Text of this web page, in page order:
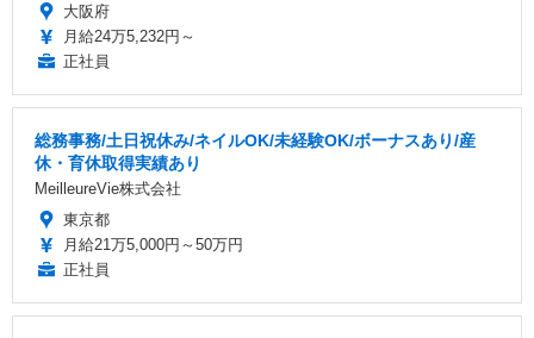
大阪府
月給24万5,232円～
正社員
総務事務/土日祝休み/ネイルOK/未経験OK/ボーナスあり/産
休・育休取得実績あり
MeilleureVie株式会社
東京都
月給21万5,000円～50万円
正社員